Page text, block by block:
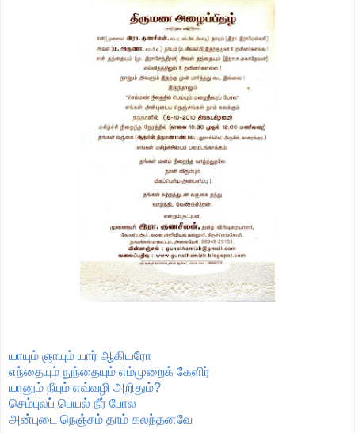
யாயும் ஞாயும் யார் ஆகியரோ
எந்தையும் நுந்தையும் எம்முறைக் கேளிர்
யானும் நீயும் எவ்வழி அறிதும்?
செம்புலப் பெயல் நீர் போல
அன்புடை நெஞ்சம் தாம் கலந்தனவே